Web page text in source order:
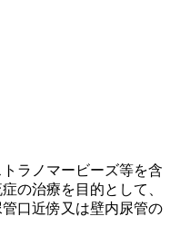
ラノマービーズ等を含
の治療を目的として、
口近傍又は壁内尿管の